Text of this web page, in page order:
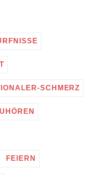
SCHMERZ
FEIERN